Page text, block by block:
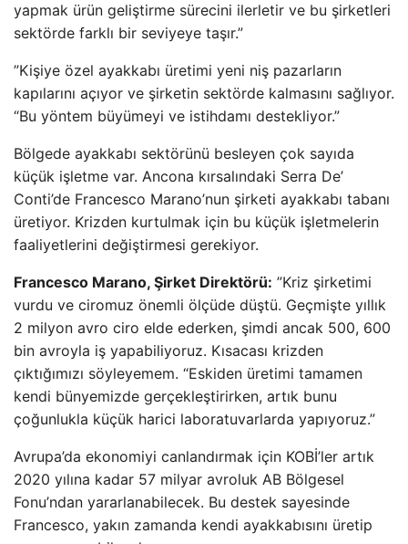
yapmak ürün geliştirme sürecini ilerletir ve bu şirketleri
sektörde farklı bir seviyeye taşır.”
”Kişiye özel ayakkabı üretimi yeni niş pazarların
kapılarını açıyor ve şirketin sektörde kalmasını sağlıyor.
“Bu yöntem büyümeyi ve istihdamı destekliyor.”
Bölgede ayakkabı sektörünü besleyen çok sayıda
küçük işletme var. Ancona kırsalındaki Serra De’
Conti’de Francesco Marano’nun şirketi ayakkabı tabanı
üretiyor. Krizden kurtulmak için bu küçük işletmelerin
faaliyetlerini değiştirmesi gerekiyor.
Francesco Marano, Şirket Direktörü: ”Kriz şirketimi
vurdu ve ciromuz önemli ölçüde düştü. Geçmişte yıllık
2 milyon avro ciro elde ederken, şimdi ancak 500, 600
bin avroyla iş yapabiliyoruz. Kısacası krizden
çıktığımızı söyleyemem. “Eskiden üretimi tamamen
kendi bünyemizde gerçekleştirirken, artık bunu
çoğunlukla küçük harici laboratuvarlarda yapıyoruz.”
Avrupa’da ekonomiyi canlandırmak için KOBİ’ler artık
2020 yılına kadar 57 milyar avroluk AB Bölgesel
Fonu’ndan yararlanabilecek. Bu destek sayesinde
Francesco, yakın zamanda kendi ayakkabısını üretip